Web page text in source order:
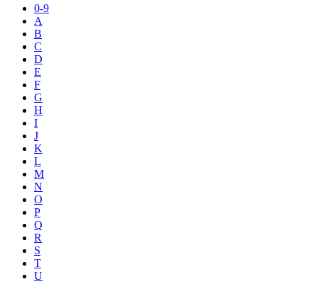
0-9
A
B
C
D
E
F
G
H
I
J
K
L
M
N
O
P
Q
R
S
T
U